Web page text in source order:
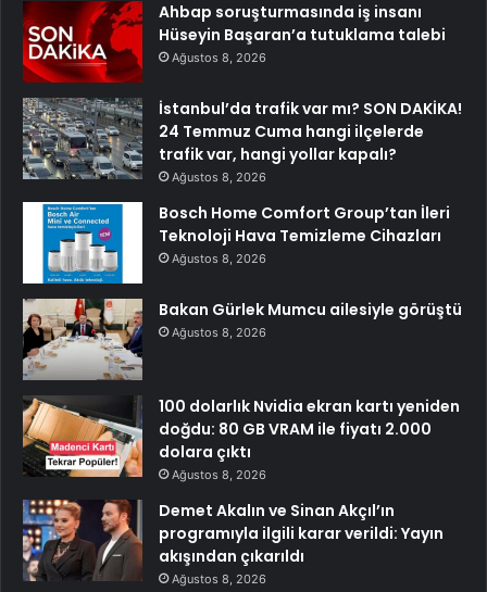
Ahbap soruşturmasında iş insanı
Hüseyin Başaran’a tutuklama talebi
Ağustos 8, 2026
İstanbul’da trafik var mı? SON DAKİKA!
24 Temmuz Cuma hangi ilçelerde
trafik var, hangi yollar kapalı?
Ağustos 8, 2026
Bosch Home Comfort Group’tan İleri
Teknoloji Hava Temizleme Cihazları
Ağustos 8, 2026
Bakan Gürlek Mumcu ailesiyle görüştü
Ağustos 8, 2026
100 dolarlık Nvidia ekran kartı yeniden
doğdu: 80 GB VRAM ile fiyatı 2.000
dolara çıktı
Ağustos 8, 2026
Demet Akalın ve Sinan Akçıl’ın
programıyla ilgili karar verildi: Yayın
akışından çıkarıldı
Ağustos 8, 2026